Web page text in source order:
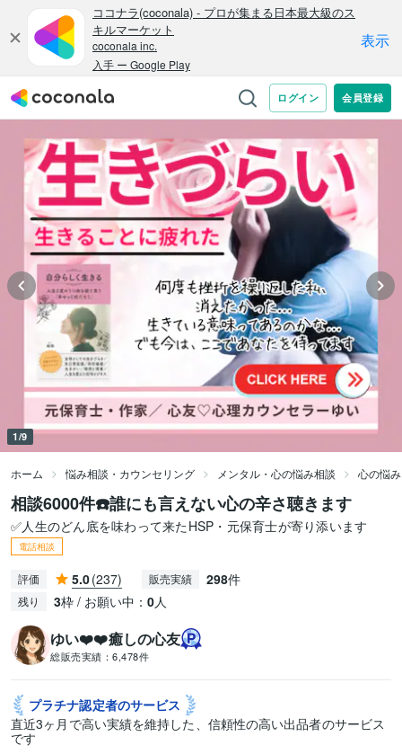
1/9
ホーム 悩み相談・カウンセリング メンタル・心の悩み相談 心の悩
相談6000件☎️誰にも言えない心の辛さ聴きます
✅人生のどん底を味わって来たHSP・元保育士が寄り添います
電話相談
評価 5.0(237) 販売実績 298件
残り 3枠 / お願い中： 0人
ゆい❤️❤️癒しの心友
総販売実績： 6,478件
プラチナ認定者のサービス
直近3ヶ月で高い実績を維持した、信頼性の高い出品者のサービス
です